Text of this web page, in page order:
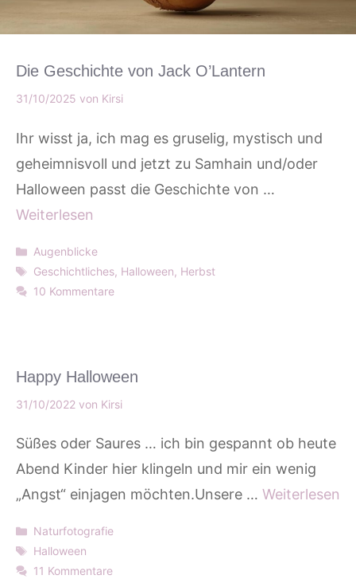
Die Geschichte von Jack O’Lantern
31/10/2025 von Kirsi
Ihr wisst ja, ich mag es gruselig, mystisch und
geheimnisvoll und jetzt zu Samhain und/oder
Halloween passt die Geschichte von …
Weiterlesen
Kategorien
Augenblicke
Schlagwörter
Geschichtliches, Halloween, Herbst
10 Kommentare
Happy Halloween
31/10/2022 von Kirsi
Süßes oder Saures … ich bin gespannt ob heute
Abend Kinder hier klingeln und mir ein wenig
„Angst“ einjagen möchten.Unsere … Weiterlesen
Kategorien
Naturfotografie
Schlagwörter
Halloween
11 Kommentare